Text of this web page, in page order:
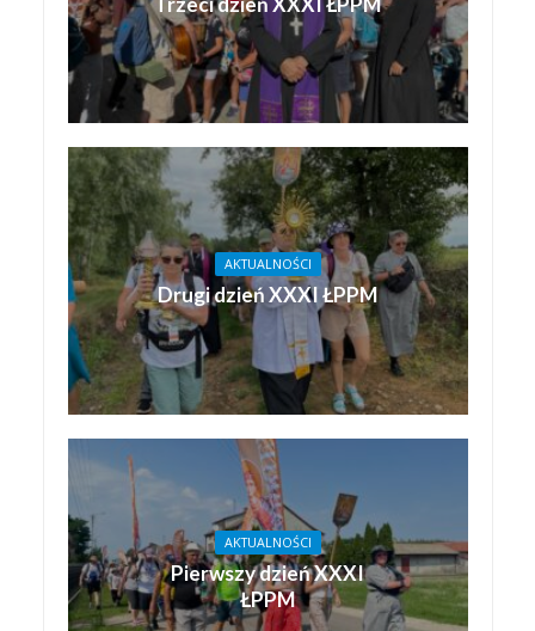
AKTUALNOŚCI
Drugi dzień XXXI ŁPPM
AKTUALNOŚCI
Pierwszy dzień XXXI
ŁPPM